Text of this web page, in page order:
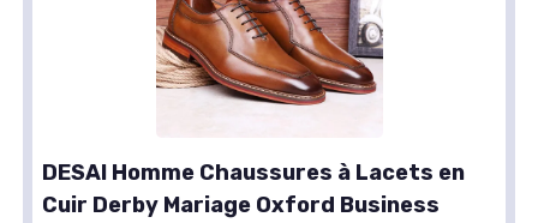
DESAI Homme Chaussures à Lacets en
Cuir Derby Mariage Oxford Business